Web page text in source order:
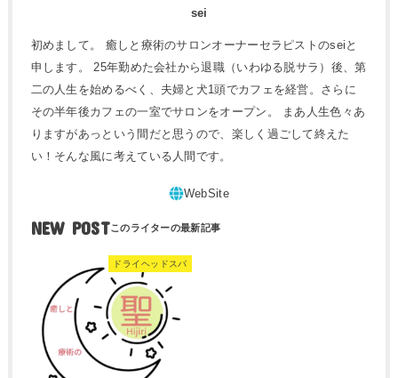
sei
初めまして。 癒しと療術のサロンオーナーセラピストのseiと
申します。 25年勤めた会社から退職（いわゆる脱サラ）後、第
二の人生を始めるべく、夫婦と犬1頭でカフェを経営。さらに
その半年後カフェの一室でサロンをオープン。 まあ人生色々あ
りますがあっという間だと思うので、楽しく過ごして終えた
い！そんな風に考えている人間です。
NEW POST
ドライヘッドスパ